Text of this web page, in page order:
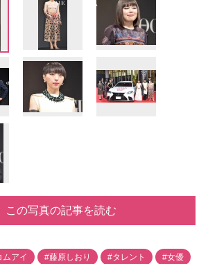
この写真の記事を読む
ムアイ #藤原しおり #タレント #女優